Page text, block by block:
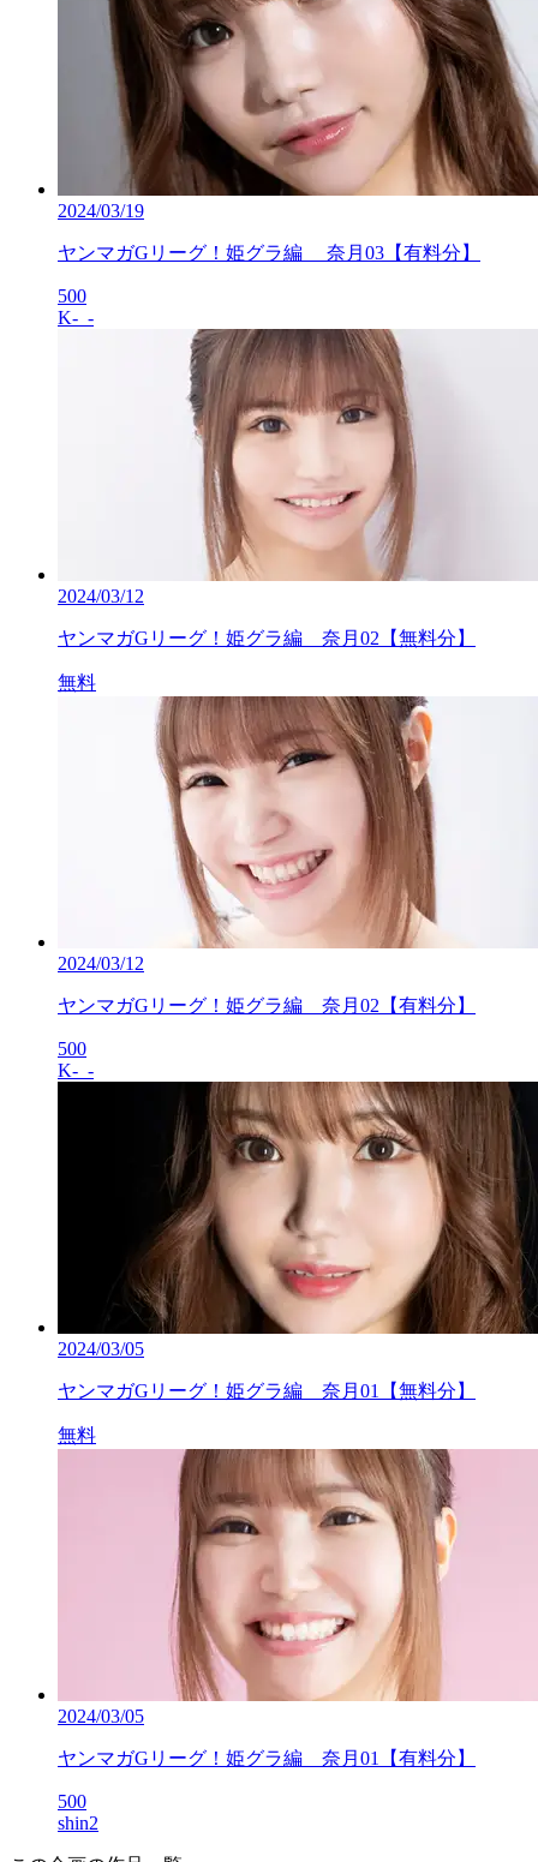
2024/03/19
ヤンマガGリーグ！姫グラ編 奈月03【有料分】
500
K-_-
2024/03/12
ヤンマガGリーグ！姫グラ編 奈月02【無料分】
無料
2024/03/12
ヤンマガGリーグ！姫グラ編 奈月02【有料分】
500
K-_-
2024/03/05
ヤンマガGリーグ！姫グラ編 奈月01【無料分】
無料
2024/03/05
ヤンマガGリーグ！姫グラ編 奈月01【有料分】
500
shin2